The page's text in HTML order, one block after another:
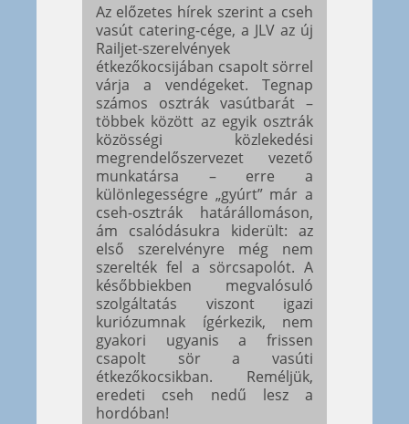
Az előzetes hírek szerint a cseh
vasút catering-cége, a JLV az új
Railjet-szerelvények
étkezőkocsijában csapolt sörrel
várja a vendégeket. Tegnap
számos osztrák vasútbarát –
többek között az egyik osztrák
közösségi közlekedési
megrendelőszervezet vezető
munkatársa – erre a
különlegességre „gyúrt” már a
cseh-osztrák határállomáson,
ám csalódásukra kiderült: az
első szerelvényre még nem
szerelték fel a sörcsapolót. A
későbbiekben megvalósuló
szolgáltatás viszont igazi
kuriózumnak ígérkezik, nem
gyakori ugyanis a frissen
csapolt sör a vasúti
étkezőkocsikban. Reméljük,
eredeti cseh nedű lesz a
hordóban!